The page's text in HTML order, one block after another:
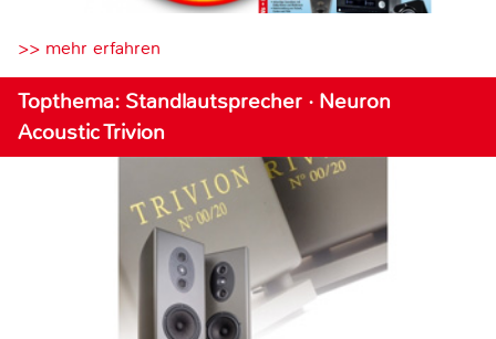
>> mehr erfahren
Topthema: Standlautsprecher · Neuron
Acoustic Trivion